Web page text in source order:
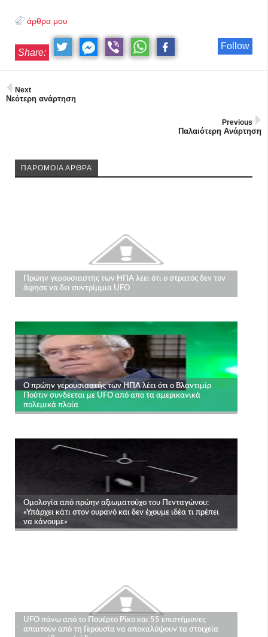
άρθρα μου
Follow
Share:
Next
Νεότερη ανάρτηση
Previous
Παλαιότερη Ανάρτηση
ΠΑΡΟΜΟΙΑ ΑΡΘΡΑ